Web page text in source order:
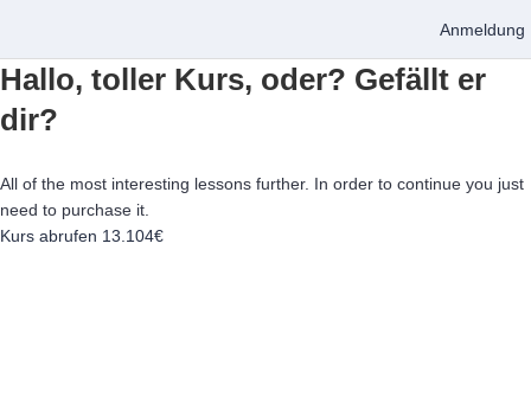
Anmeldung
Hallo, toller Kurs, oder? Gefällt er
dir?
All of the most interesting lessons further. In order to continue you just
need to purchase it.
Kurs abrufen 13.104€